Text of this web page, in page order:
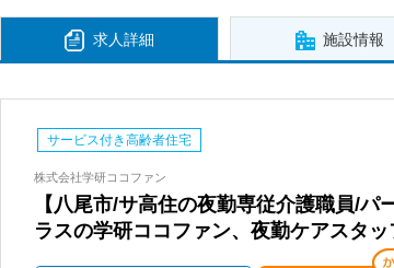
求人詳細 施設情報
サービス付き高齢者住宅
株式会社学研ココファン
【八尾市/サ高住の夜勤専従介護職員/
ラスの学研ココファン、夜勤ケアスタ